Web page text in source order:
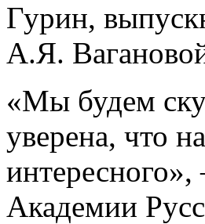
Гурин,
А.Я.
«Мы будем
уверена, что
Академии